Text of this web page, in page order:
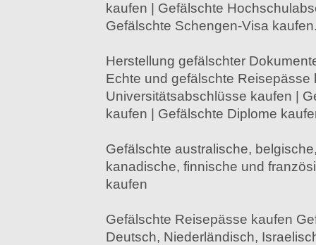
kaufen | Gefälschte
Gefälschte Schengen-Visa
Herstellung gefälschter
Echte und gefälschte Reisepässe
Universitätsabschlüsse kaufen |
kaufen | Gefälschte Diplome
Gefälschte australische,
kanadische, finnische und
kaufen
Gefälschte Reisepässe kaufen
Deutsch, Niederländisch,